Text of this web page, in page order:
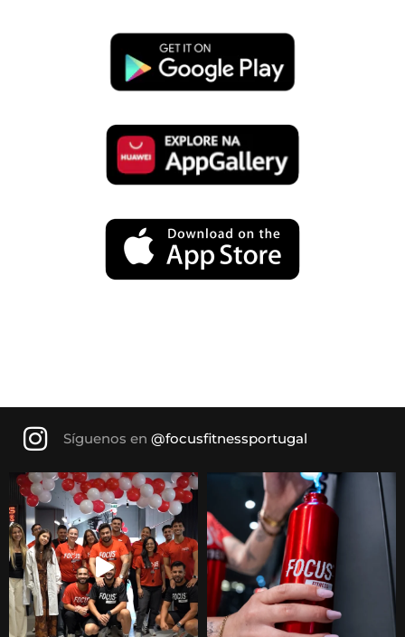
Síguenos en @focusfitnessportugal